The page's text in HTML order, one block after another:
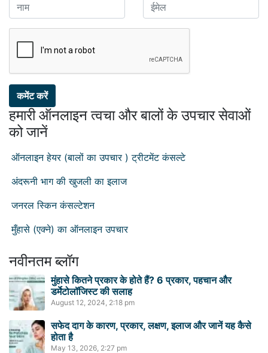
कमेंट करें
हमारी ऑनलाइन त्वचा और बालों के उपचार सेवाओं
को जानें
ऑनलाइन हेयर (बालों का उपचार ) ट्रीटमेंट कंसल्टे
अंदरूनी भाग की खुजली का इलाज
जनरल स्किन कंसल्टेशन
मुँहासे (एक्ने) का ऑनलाइन उपचार
नवीनतम ब्लॉग
मुंहासे कितने प्रकार के होते हैं? 6 प्रकार, पहचान और
डर्मेटोलॉजिस्ट की सलाह
August 12, 2024, 2:18 pm
सफेद दाग के कारण, प्रकार, लक्षण, इलाज और जानें यह कैसे
होता है
May 13, 2026, 2:27 pm